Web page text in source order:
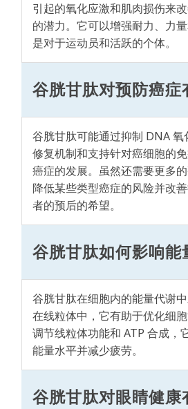
引起的氧化应激和肌肉损伤来
的潜力。它可以增强耐力、力
是对于运动员和活跃的个体。
谷胱甘肽对预防癌症
谷胱甘肽可能通过抑制 DNA
修复机制和支持针对癌细胞的
癌症的发展。虽然还需要更多
降低某些类型癌症的风险并改
者的预后的希望。
谷胱甘肽如何影响能
谷胱甘肽在细胞内的能量代谢
在线粒体中，它有助于优化细
调节线粒体功能和 ATP 合成，
能量水平并减少疲劳。
谷胱甘肽对眼睛健康